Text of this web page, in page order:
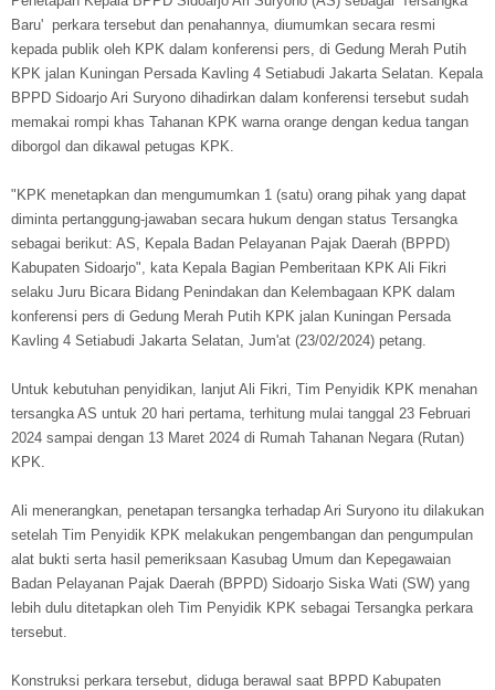
Baru' perkara tersebut dan penahannya, diumumkan secara resmi
kepada publik oleh KPK dalam konferensi pers, di Gedung Merah Putih
KPK jalan Kuningan Persada Kavling 4 Setiabudi Jakarta Selatan. Kepala
BPPD Sidoarjo Ari Suryono dihadirkan dalam konferensi tersebut sudah
memakai rompi khas Tahanan KPK warna orange dengan kedua tangan
diborgol dan dikawal petugas KPK.
"KPK menetapkan dan mengumumkan 1 (satu) orang pihak yang dapat
diminta pertanggung-jawaban secara hukum dengan status Tersangka
sebagai berikut: AS, Kepala Badan Pelayanan Pajak Daerah (BPPD)
Kabupaten Sidoarjo", kata Kepala Bagian Pemberitaan KPK Ali Fikri
selaku Juru Bicara Bidang Penindakan dan Kelembagaan KPK dalam
konferensi pers di Gedung Merah Putih KPK jalan Kuningan Persada
Kavling 4 Setiabudi Jakarta Selatan, Jum'at (23/02/2024) petang.
Untuk kebutuhan penyidikan, lanjut Ali Fikri, Tim Penyidik KPK menahan
tersangka AS untuk 20 hari pertama, terhitung mulai tanggal 23 Februari
2024 sampai dengan 13 Maret 2024 di Rumah Tahanan Negara (Rutan)
KPK.
Ali menerangkan, penetapan tersangka terhadap Ari Suryono itu dilakukan
setelah Tim Penyidik KPK melakukan pengembangan dan pengumpulan
alat bukti serta hasil pemeriksaan Kasubag Umum dan Kepegawaian
Badan Pelayanan Pajak Daerah (BPPD) Sidoarjo Siska Wati (SW) yang
lebih dulu ditetapkan oleh Tim Penyidik KPK sebagai Tersangka perkara
tersebut.
Konstruksi perkara tersebut, diduga berawal saat BPPD Kabupaten